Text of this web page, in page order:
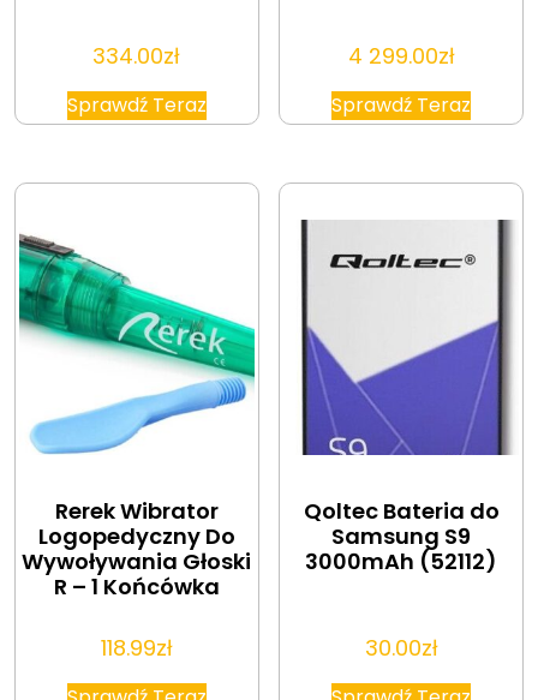
334.00zł
Sprawdź Teraz
4 299.00zł
Sprawdź Teraz
Rerek Wibrator
Logopedyczny Do
Wywoływania Głoski
R – 1 Końcówka
118.99zł
Qoltec Bateria do
Samsung S9
3000mAh (52112)
30.00zł